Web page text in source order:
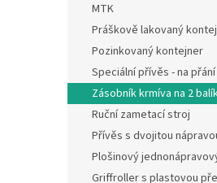
MTK
Práškově lakovaný
Pozinkovaný kontejner
Speciální přívěs - na přání
Zásobník krmíva na 2
Ruční zametací stroj
Přívěs s dvojitou
Plošinový
Griffroller s plastovou